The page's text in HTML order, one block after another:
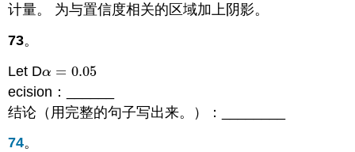
计量。 为与置信度相关的区域加上阴影。
73。
Let Dα = 0.05
α=0.05
ecision：______
结论（用完整的句子写出来。）：________
74。